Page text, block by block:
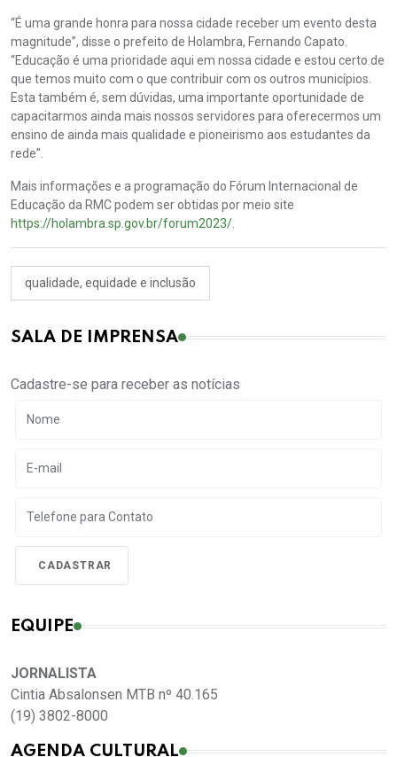
“É uma grande honra para nossa cidade receber um evento desta
magnitude”, disse o prefeito de Holambra, Fernando Capato.
“Educação é uma prioridade aqui em nossa cidade e estou certo de
que temos muito com o que contribuir com os outros municípios.
Esta também é, sem dúvidas, uma importante oportunidade de
capacitarmos ainda mais nossos servidores para oferecermos um
ensino de ainda mais qualidade e pioneirismo aos estudantes da
rede”.
Mais informações e a programação do Fórum Internacional de
Educação da RMC podem ser obtidas por meio site
https://holambra.sp.gov.br/forum2023/.
qualidade, equidade e inclusão
SALA DE IMPRENSA
Cadastre-se para receber as notícias
EQUIPE
JORNALISTA
Cintia Absalonsen MTB nº 40.165
(19) 3802-8000
AGENDA CULTURAL